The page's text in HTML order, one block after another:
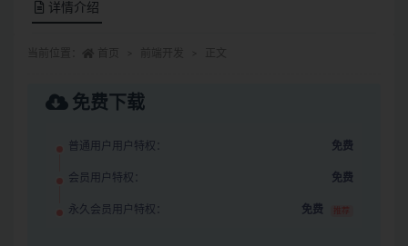
详情介绍
免费下载
普通用户用户特权： 免费
会员用户特权： 免费
永久会员用户特权： 免费 推荐